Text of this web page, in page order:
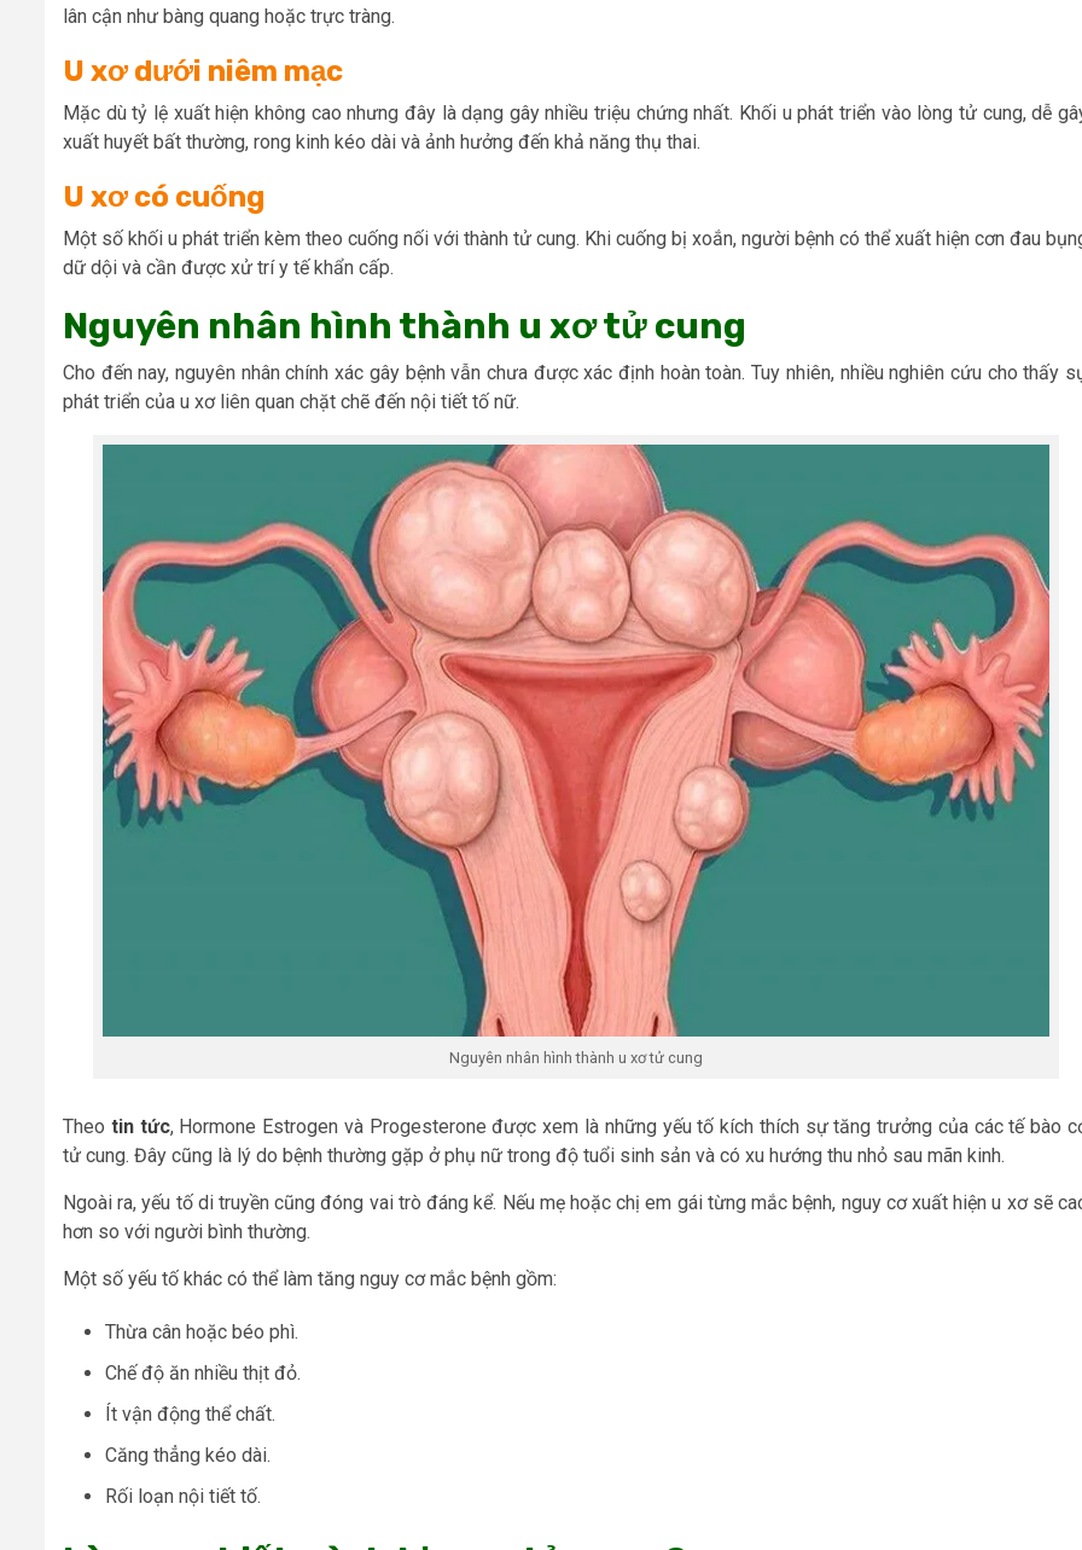
lân cận như bàng quang hoặc trực tràng.
U xơ dưới niêm mạc
Mặc dù tỷ lệ xuất hiện không cao nhưng đây là dạng gây nhiều triệu chứng nhất. Khối u phát triển vào lòng tử cung, dễ
xuất huyết bất thường, rong kinh kéo dài và ảnh hưởng đến khả năng thụ thai.
U xơ có cuống
Một số khối u phát triển kèm theo cuống nối với thành tử cung. Khi cuống bị xoắn, người bệnh có thể xuất hiện cơn đau
dữ dội và cần được xử trí y tế khẩn cấp.
Nguyên nhân hình thành u xơ tử cung
Cho đến nay, nguyên nhân chính xác gây bệnh vẫn chưa được xác định hoàn toàn. Tuy nhiên, nhiều nghiên cứu cho thấy
phát triển của u xơ liên quan chặt chẽ đến nội tiết tố nữ.
Nguyên nhân hình thành u xơ tử cung
Theo tin tức, Hormone Estrogen và Progesterone được xem là những yếu tố kích thích sự tăng trưởng của các tế bào
tử cung. Đây cũng là lý do bệnh thường gặp ở phụ nữ trong độ tuổi sinh sản và có xu hướng thu nhỏ sau mãn kinh.
Ngoài ra, yếu tố di truyền cũng đóng vai trò đáng kể. Nếu mẹ hoặc chị em gái từng mắc bệnh, nguy cơ xuất hiện u xơ sẽ
hơn so với người bình thường.
Một số yếu tố khác có thể làm tăng nguy cơ mắc bệnh gồm:
Thừa cân hoặc béo phì.
Chế độ ăn nhiều thịt đỏ.
Ít vận động thể chất.
Căng thẳng kéo dài.
Rối loạn nội tiết tố.